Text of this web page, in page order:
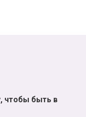
чтобы быть в